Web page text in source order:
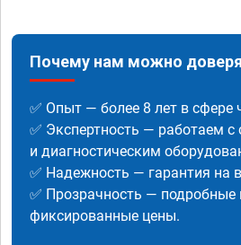
Почему нам можно
✅ Опыт — более 8 лет в сфере
✅ Экспертность — работаем
и диагностическим
✅ Надежность — гарантия на
✅ Прозрачность — подробные
фиксированные цены.